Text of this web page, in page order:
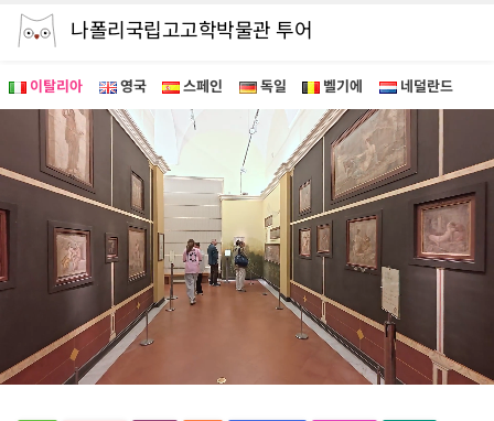
나폴리국립고고학박물관 투어
이탈리아 영국 스페인 독일 벨기에 네덜란드